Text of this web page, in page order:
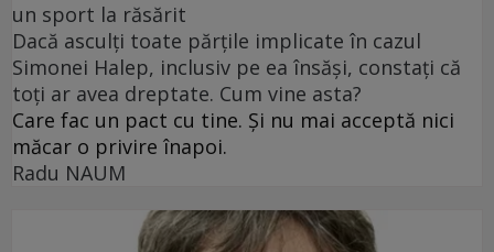
un sport la răsărit
Dacă asculți toate părțile implicate în cazul
Simonei Halep, inclusiv pe ea însăși, constați că
toți ar avea dreptate. Cum vine asta?
Care fac un pact cu tine. Și nu mai acceptă nici
măcar o privire înapoi.
Radu NAUM